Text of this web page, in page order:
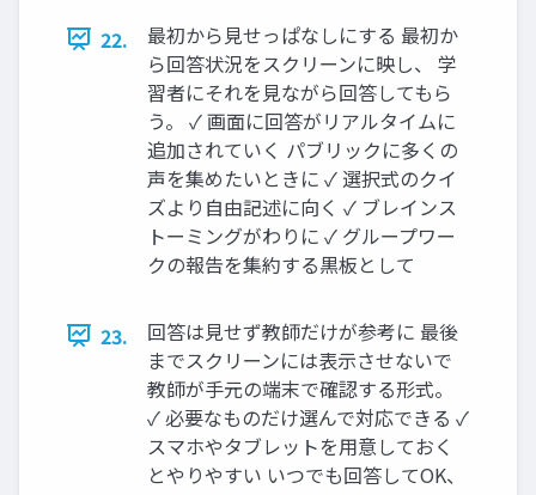
22.
最初から見せっぱなしにする 最初か
ら回答状況をスクリーンに映し、 学
習者にそれを見ながら回答してもら
う。 ✓ 画面に回答がリアルタイムに
追加されていく パブリックに多くの
声を集めたいときに ✓ 選択式のクイ
ズより自由記述に向く ✓ ブレインス
トーミングがわりに ✓ グループワー
クの報告を集約する黒板として
23.
回答は見せず教師だけが参考に 最後
までスクリーンには表示させないで
教師が手元の端末で確認する形式。
✓ 必要なものだけ選んで対応できる ✓
スマホやタブレットを用意しておく
とやりやすい いつでも回答してOK、